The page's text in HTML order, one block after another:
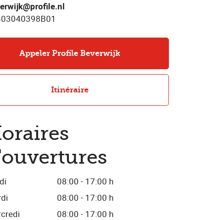
Appeler Profile Beverwijk
Itinéraire
08:00 - 17:00 h
08:00 - 17:00 h
08:00 - 17:00 h